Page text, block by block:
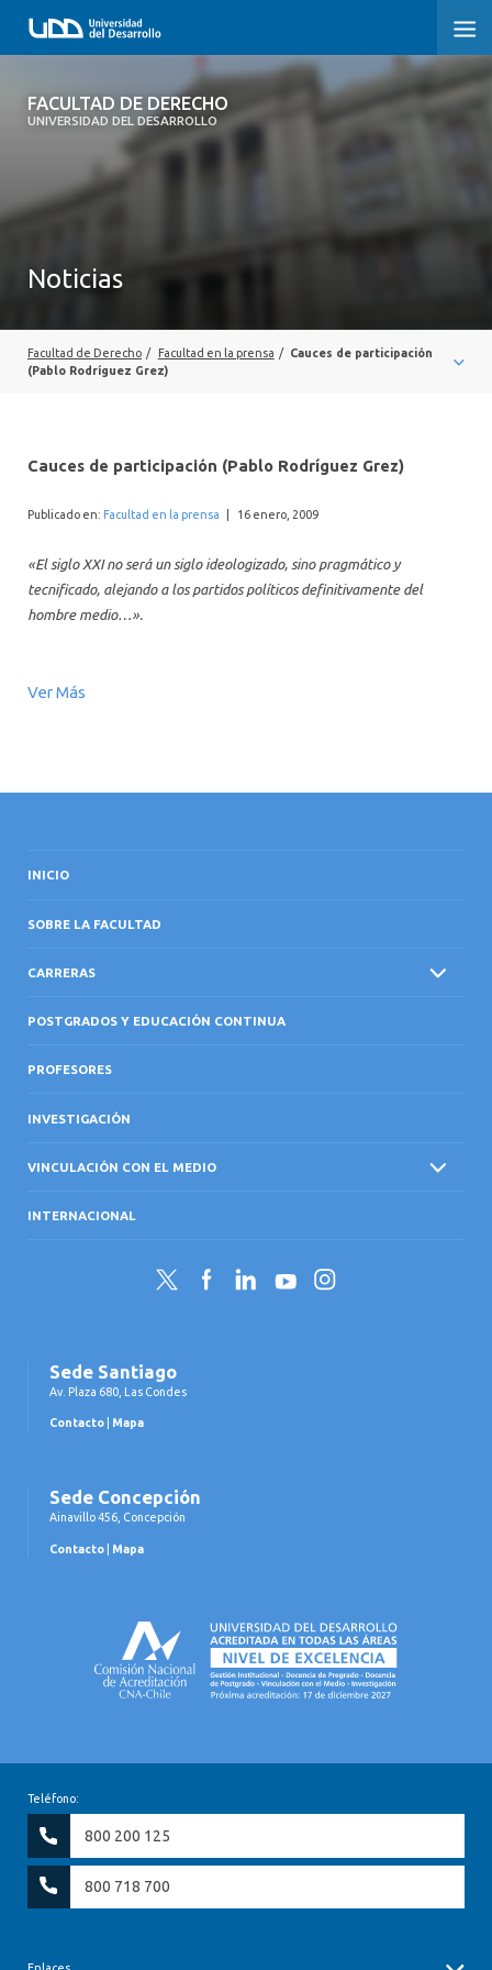
FACULTAD DE DERECHO
UNIVERSIDAD DEL DESARROLLO
FACULTAD DE DERECHO
SOBRE LA FACULTAD
PROFESORES
Noticias
Facultad de Derecho / Facultad en la prensa / Cauces de participación
(Pablo Rodríguez Grez)
Cauces de participación (Pablo Rodríguez Grez)
Publicado en: Facultad en la prensa 16 enero, 2009
«El siglo XXI no será un siglo ideologizado, sino pragmático y
tecnificado, alejando a los partidos políticos definitivamente del
hombre medio…».
Ver Más
INICIO
SOBRE LA FACULTAD
CARRERAS
POSTGRADOS Y EDUCACIÓN CONTINUA
PROFESORES
INVESTIGACIÓN
VINCULACIÓN CON EL MEDIO
INTERNACIONAL
Twitter FacebookLinkedInYouTubeInstagram
Sede Santiago
Av. Plaza 680, Las Condes
Contacto Mapa
Sede Concepción
Ainavillo 456, Concepción
Contacto Mapa
Teléfono:
800 200 125
800 718 700